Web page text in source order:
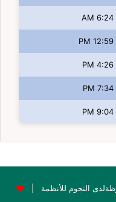
6:24 AM
12:59 PM
4:26 PM
7:34 PM
9:04 PM